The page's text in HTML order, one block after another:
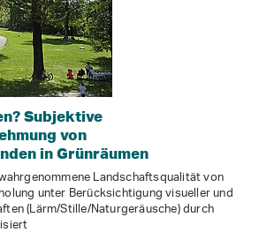
Subjektive
von
in Grünräumen
Landschaftsqualität von
unter Berücksichtigung visueller und
(Lärm/Stille/Naturgeräusche) durch